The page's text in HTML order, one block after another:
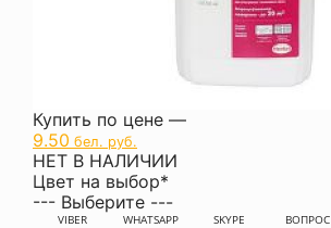
Купить по цене —
9.50 бел. руб.
НЕТ В НАЛИЧИИ
Цвет на выбор*
--- Выберите ---
VIBER WHATSAPP SKYPE ВОПРОС